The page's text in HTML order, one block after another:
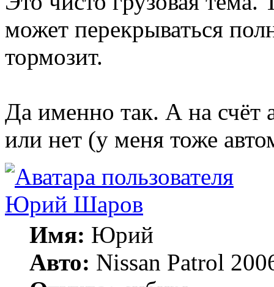
может перекрываться
тормозит.
Да именно так. А на счёт
или нет (у меня тоже
Юрий Шаров
Имя: Юрий
Авто: Nissan Patrol